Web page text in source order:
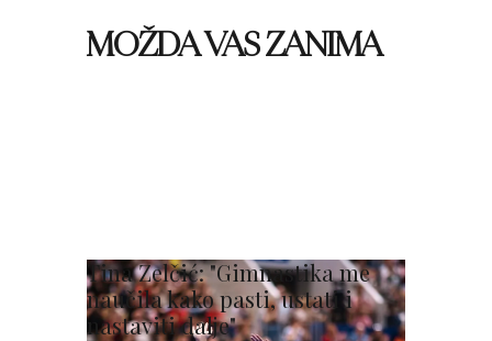
MOŽDA VAS ZANIMA
Tina Zelčić: "Gimnastika me
naučila kako pasti, ustati i
nastaviti dalje"